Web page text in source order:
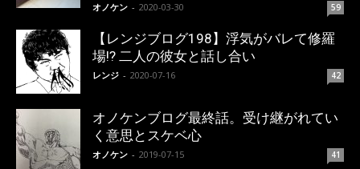
オノケン - 2020-03-30 59
【レンジブログ198】浮気がバレて修羅
場!? 二人の彼女と話し合い
レンジ - 2020-07-16 42
オノケンブログ最終話。受け継がれてい
く意思とスケベ心
オノケン - 2019-07-15 41